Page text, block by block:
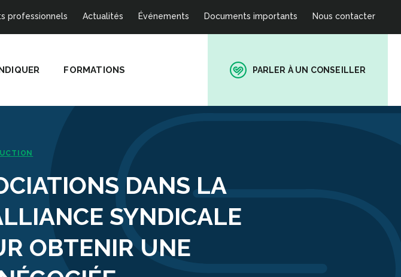
professionnels Actualités Événements Documents importants Nous contacter
FORMATIONS PARLER À UN CONSEILLER
DANS LA
SYNDICALE
OBTENIR UNE